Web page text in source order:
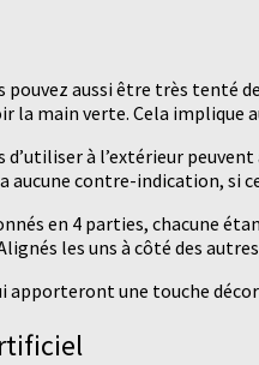
pouvez aussi être très tenté
la main verte. Cela implique
d’utiliser à l’extérieur
contre-indication, si
en 4 parties, chacune
les uns à côté des
apporteront une touche